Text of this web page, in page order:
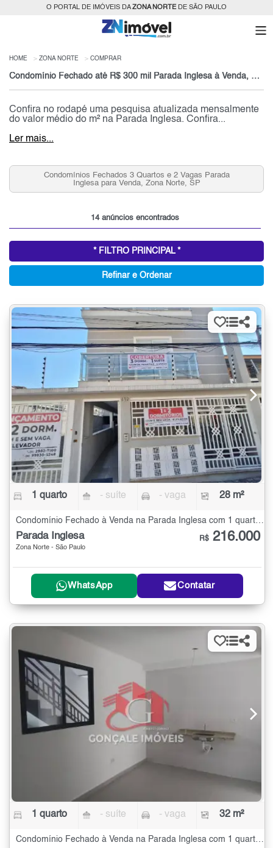
O PORTAL DE IMÓVEIS DAZONA NORTEDE SÃO PAULO
HOME ZONA NORTE COMPRAR
Condomínio Fechado até R$ 300 mil Parada Inglesa à Venda, Zona Norte, SP
Confira no rodapé uma pesquisa atualizada mensalmente
do valor médio do m² na Parada Inglesa. Confira...
Ler mais...
Condomínios Fechados 3 Quartos e 2 Vagas Parada
Inglesa para Venda, Zona Norte, SP
14 anúncios encontrados
* FILTRO PRINCIPAL *
Refinar e Ordenar
1 quarto - suíte - vaga 28 m²
Condomínio Fechado à Venda na Parada Inglesa com 1 quarto - 28 m²
Parada Inglesa
Zona Norte - São Paulo
R$ 216.000
WhatsApp Contatar
1 quarto - suíte - vaga 32 m²